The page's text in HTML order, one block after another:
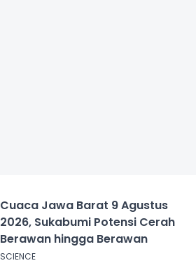
Cuaca Jawa Barat 9 Agustus
2026, Sukabumi Potensi Cerah
Berawan hingga Berawan
SCIENCE